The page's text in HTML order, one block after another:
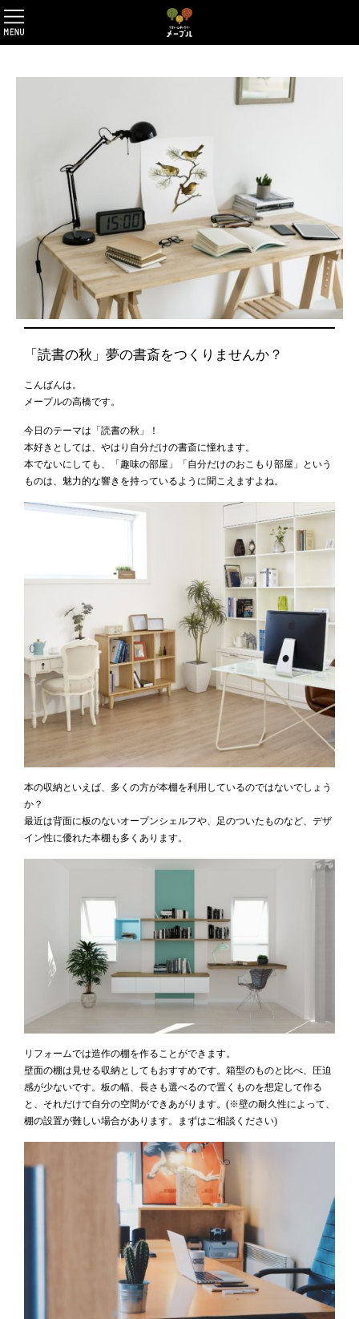
「読書の秋」夢の書斎をつくりませんか？
こんばんは。
メープルの高橋です。
今日のテーマは「読書の秋」！
本好きとしては、やはり自分だけの書斎に憧れます。
本でないにしても、「趣味の部屋」「自分だけのおこもり部屋」という
ものは、魅力的な響きを持っているように聞こえますよね。
本の収納といえば、多くの方が本棚を利用しているのではないでしょう
か？
最近は背面に板のないオープンシェルフや、足のついたものなど、デザ
イン性に優れた本棚も多くあります。
リフォームでは造作の棚を作ることができます。
壁面の棚は見せる収納としてもおすすめです。箱型のものと比べ、圧迫
感が少ないです。板の幅、長さも選べるので置くものを想定して作る
と、それだけで自分の空間ができあがります。(※壁の耐久性によって、
棚の設置が難しい場合があります。まずはご相談ください)